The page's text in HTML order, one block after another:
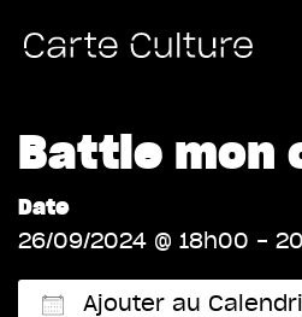
Battle
Date
26/09/2024 @ 18h00 -
Ajouter au